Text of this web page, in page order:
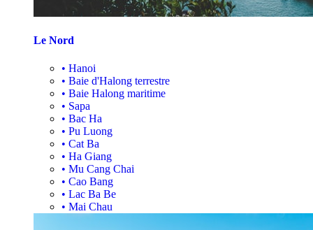
Le Nord
• Hanoi
• Baie d'Halong terrestre
• Baie Halong maritime
• Sapa
• Bac Ha
• Pu Luong
• Cat Ba
• Ha Giang
• Mu Cang Chai
• Cao Bang
• Lac Ba Be
• Mai Chau